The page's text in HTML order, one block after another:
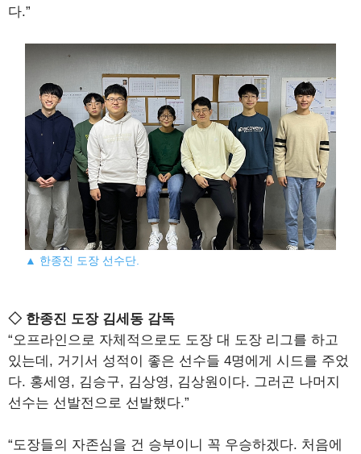
다.”
▲ 한종진 도장 선수단.
◇ 한종진 도장 김세동 감독
“오프라인으로 자체적으로도 도장 대 도장 리그를 하고
있는데, 거기서 성적이 좋은 선수들 4명에게 시드를 주었
다. 홍세영, 김승구, 김상영, 김상원이다. 그러곤 나머지
선수는 선발전으로 선발했다.”
“도장들의 자존심을 건 승부이니 꼭 우승하겠다. 처음에